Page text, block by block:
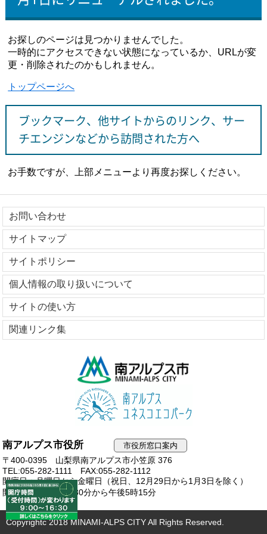
お探しのページは見つかりませんでした。
一時的にアクセスできない状態になっているか、URLが変
更・削除されたのかもしれません。
トップページへ
ブックマーク、他サイトからのリンク、サー
チエンジンなどから訪問された方へ
お手数ですが、上部メニューより再度お探しください。
お問い合わせ
サイトマップ
サイトポリシー
個人情報の取り扱いについて
サイトの使い方
関連リンク集
南アルプス市役所 市役所窓口案内
〒400-0395 山梨県南アルプス市小笠原 376
TEL:055-282-1111
FAX:055-282-1112
開庁日：月曜日から金曜日（祝日、12月29日から1月3日を除く）
開庁時間：午前8時30分から午後5時15分
Copyrightc 2018 MINAMI-ALPS CITY All Rights Reserved.